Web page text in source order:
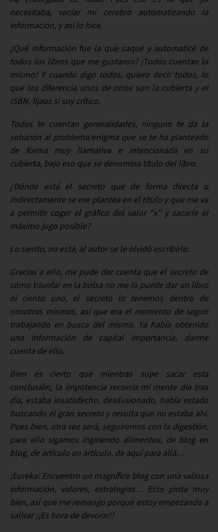
necesitaba, vaciar mi cerebro automatizando la
información, y así lo hice.
¿Qué información fue la que saqué y automaticé de
todos los libros que me gustaron? ¡Todos cuentan lo
mismo! Y cuando digo todos, quiero decir todos, lo
que los diferencia unos de otros son la cubierta y el
ISBN, fijaos si soy crítico.
Todos te cuentan generalidades, ninguno te da la
solución al problema/enigma que se te ha planteado
de forma muy llamativa e intencionada en su
cubierta, bajo eso que se denomina título del libro.
¿Dónde está el secreto que de forma directa o
indirectamente se me plantea en el título y que me va
a permitir coger el gráfico del valor “x” y sacarle el
máximo jugo posible?
Lo siento, no está, al autor se le olvidó escribirlo.
Gracias a ello, me pude dar cuenta que el secreto de
cómo triunfar en la bolsa no me lo puede dar un libro
ni ciento uno, el secreto lo tenemos dentro de
nosotros mismos, así que era el momento de seguir
trabajando en busca del mismo. Ya había obtenido
una información de capital importancia, darme
cuenta de ello.
Bien es cierto que mientras supe sacar esta
conclusión, la impotencia recorría mi mente día tras
día, estaba insatisfecho, desilusionado, había estado
buscando el gran secreto y resulta que no estaba ahí.
Pues bien, otra vez será, seguiremos con la digestión,
para ello sigamos ingiriendo alimentos, de blog en
blog, de artículo en artículo, de aquí para allá…
¡Eureka! Encuentro un magnífico blog con una valiosa
información, valores, estrategias… Esto pinta muy
bien, así que me remango porque estoy empezando a
salivar ¡¡Es hora de devorar!!